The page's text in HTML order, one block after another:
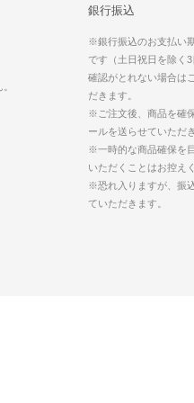
銀行振込
※銀行振込のお支払い
です（土日祝日を除く
確認がとれない場合は
だきます。
※ご注文後、商品を確
ールを送らせていただ
※一時的な商品確保を
いただくことはお控え
※恐れ入りますが、振
ていただきます。